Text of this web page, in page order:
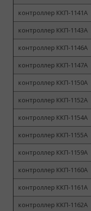
контроллер ККП-1141А
контроллер ККП-1143А
контроллер ККП-1146А
контроллер ККП-1147А
контроллер ККП-1150А
контроллер ККП-1152А
контроллер ККП-1154А
контроллер ККП-1155А
контроллер ККП-1159А
контроллер ККП-1160А
контроллер ККП-1161А
контроллер ККП-1162А